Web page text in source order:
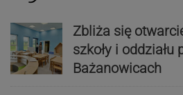
Zbliża się
szkoły i
Bażanowicach